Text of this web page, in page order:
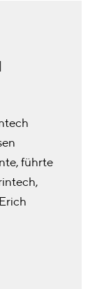
führte